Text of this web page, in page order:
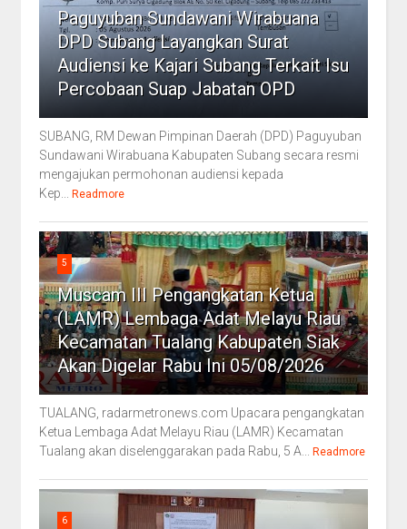
Paguyuban Sundawani Wirabuana
DPD Subang Layangkan Surat
Audiensi ke Kajari Subang Terkait Isu
Percobaan Suap Jabatan OPD
SUBANG, RM Dewan Pimpinan Daerah (DPD) Paguyuban
Sundawani Wirabuana Kabupaten Subang secara resmi
mengajukan permohonan audiensi kepada
Kep...
Readmore
5
Muscam III Pengangkatan Ketua
(LAMR) Lembaga Adat Melayu Riau
Kecamatan Tualang Kabupaten Siak
Akan Digelar Rabu Ini 05/08/2026
TUALANG, radarmetronews.com Upacara pengangkatan
Ketua Lembaga Adat Melayu Riau (LAMR) Kecamatan
Tualang akan diselenggarakan pada Rabu, 5 A...
Readmore
6